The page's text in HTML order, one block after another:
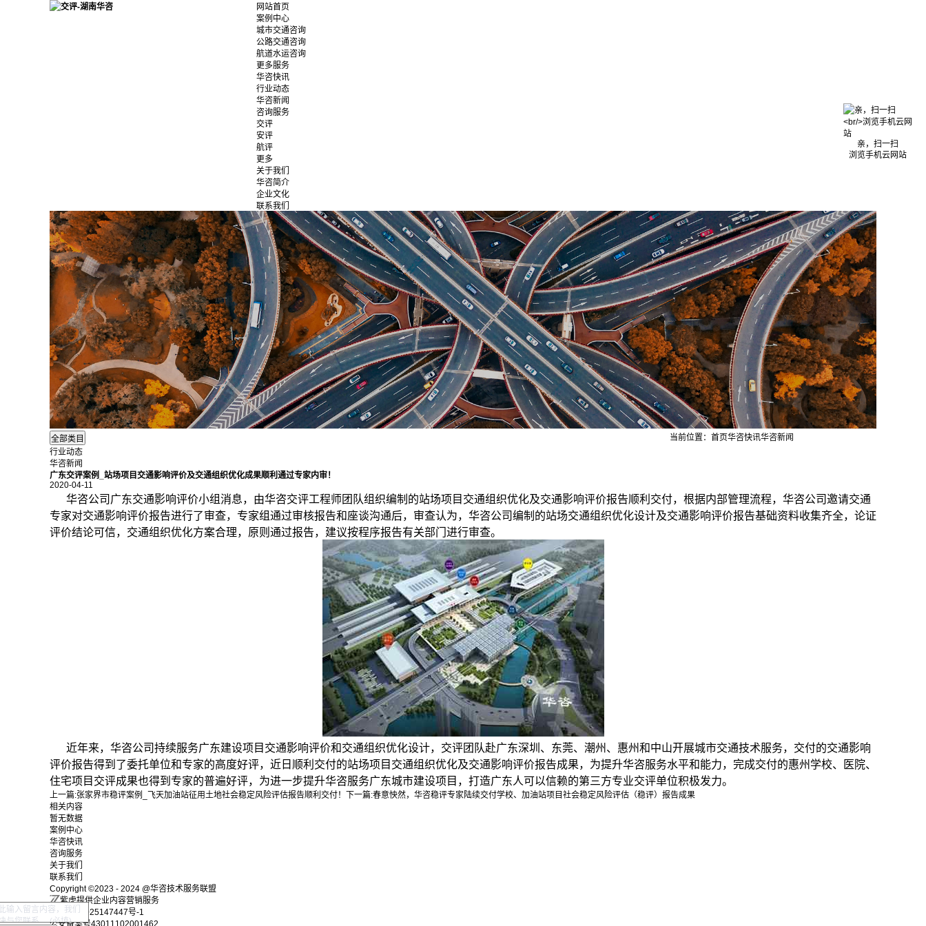
网站首页
案例中心
城市交通咨询
公路交通咨询
航道水运咨询
更多服务
华咨快讯
行业动态
华咨新闻
咨询服务
交评
安评
航评
更多
关于我们
华咨简介
企业文化
联系我们
行业动态
华咨新闻
当前位置： 首页华咨快讯华咨新闻
广东交评案例_站场项目交通影响评价及交通组织优化成果顺利通过专家内审！
2020-04-11
华咨公司广东交通影响评价小组消息，由华咨交评工程师团队组织编制的站场项目交通组织优化及交通影响评价报告顺利交付，根据内部管理流程，华咨公司邀请交通
专家对交通影响评价报告进行了审查，专家组通过审核报告和座谈沟通后，审查认为，华咨公司编制的站场交通组织优化设计及交通影响评价报告基础资料收集齐全，论证
评价结论可信，交通组织优化方案合理，原则通过报告，建议按程序报告有关部门进行审查。
近年来，华咨公司持续服务广东建设项目交通影响评价和交通组织优化设计，交评团队赴广东深圳、东莞、潮州、惠州和中山开展城市交通技术服务，交付的交通影响
评价报告得到了委托单位和专家的高度好评，近日顺利交付的站场项目交通组织优化及交通影响评价报告成果，为提升华咨服务水平和能力，完成交付的惠州学校、医院、
住宅项目交评成果也得到专家的普遍好评，为进一步提升华咨服务广东城市建设项目，打造广东人可以信赖的第三方专业交评单位积极发力。
上一篇:张家界市稳评案例_飞天加油站征用土地社会稳定风险评估报告顺利交付！ 下一篇:春意怏然，华咨稳评专家陆续交付学校、加油站项目社会稳定风险评估（稳评）报告成果
相关内容
暂无数据
案例中心
华咨快讯
咨询服务
关于我们
联系我们
Copyright ©2023 - 2024 @华咨技术服务联盟
紫虎提供企业内容营销服务
湘ICP备2025147447号-1
亲，扫一扫
浏览手机云网站